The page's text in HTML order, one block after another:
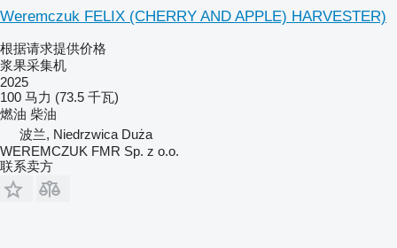
Weremczuk FELIX (CHERRY AND APPLE) HARVESTER)
根据请求提供价格
浆果采集机
2025
100 马力 (73.5 千瓦)
燃油 柴油
波兰, Niedrzwica Duża
WEREMCZUK FMR Sp. z o.o.
联系卖方